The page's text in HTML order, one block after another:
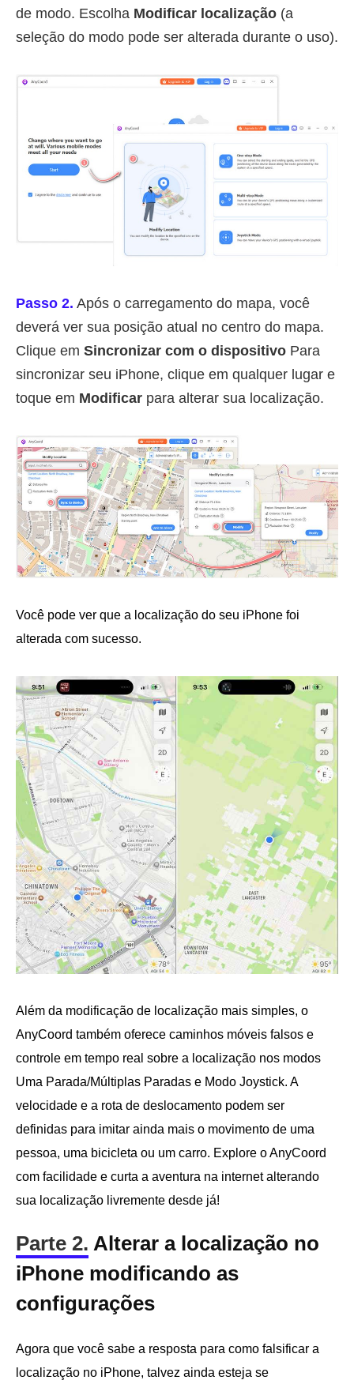
de modo. Escolha Modificar localização (a
seleção do modo pode ser alterada durante o uso).
Passo 2. Após o carregamento do mapa, você
deverá ver sua posição atual no centro do mapa.
Clique em Sincronizar com o dispositivo Para
sincronizar seu iPhone, clique em qualquer lugar e
toque em Modificar para alterar sua localização.
Você pode ver que a localização do seu iPhone foi
alterada com sucesso.
Além da modificação de localização mais simples, o
AnyCoord também oferece caminhos móveis falsos e
controle em tempo real sobre a localização nos modos
Uma Parada/Múltiplas Paradas e Modo Joystick. A
velocidade e a rota de deslocamento podem ser
definidas para imitar ainda mais o movimento de uma
pessoa, uma bicicleta ou um carro. Explore o AnyCoord
com facilidade e curta a aventura na internet alterando
sua localização livremente desde já!
Parte 2. Alterar a localização no
iPhone modificando as
configurações
Agora que você sabe a resposta para como falsificar a
localização no iPhone, talvez ainda esteja se